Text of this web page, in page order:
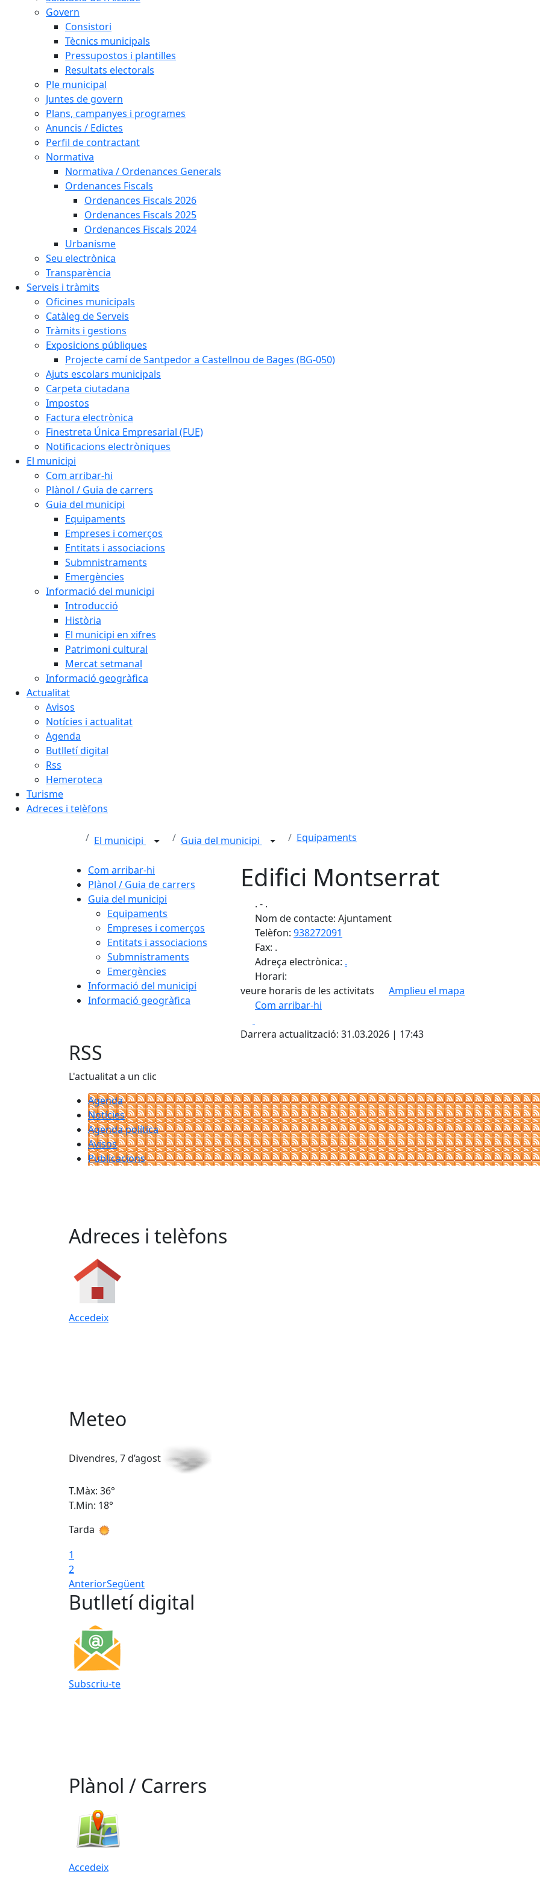
Govern
Consistori
Tècnics municipals
Pressupostos i plantilles
Resultats electorals
Ple municipal
Juntes de govern
Plans, campanyes i programes
Anuncis / Edictes
Perfil de contractant
Normativa
Normativa / Ordenances Generals
Ordenances Fiscals
Ordenances Fiscals 2026
Ordenances Fiscals 2025
Ordenances Fiscals 2024
Urbanisme
Seu electrònica
Transparència
Serveis i tràmits
Oficines municipals
Catàleg de Serveis
Tràmits i gestions
Exposicions públiques
Projecte camí de Santpedor a Castellnou de Bages (BG-050)
Ajuts escolars municipals
Carpeta ciutadana
Impostos
Factura electrònica
Finestreta Única Empresarial (FUE)
Notificacions electròniques
El municipi
Com arribar-hi
Plànol / Guia de carrers
Guia del municipi
Equipaments
Empreses i comerços
Entitats i associacions
Submnistraments
Emergències
Informació del municipi
Introducció
Història
El municipi en xifres
Patrimoni cultural
Mercat setmanal
Informació geogràfica
Actualitat
Avisos
Notícies i actualitat
Agenda
Butlletí digital
Rss
Hemeroteca
Turisme
Adreces i telèfons
El municipi Guia del municipi Equipaments
Com arribar-hi
Plànol / Guia de carrers
Guia del municipi
Equipaments
Empreses i comerços
Entitats i associacions
Submnistraments
Emergències
Informació del municipi
Informació geogràfica
Edifici Montserrat
. - .
Nom de contacte: Ajuntament
Telèfon: 938272091
Fax: .
Adreça electrònica: .
Horari:
veure horaris de les activitats
Amplieu el mapa
Com arribar-hi
+
Darrera actualització: 31.03.2026 | 17:43
RSS
L'actualitat a un clic
Agenda
Notícies
Agenda política
Avisos
Publicacions
Adreces i telèfons
Accedeix
Meteo
Divendres, 7 d’agost
T.Màx: 36°
T.Min: 18°
Tarda
1
2
AnteriorSegüent
Butlletí digital
Subscriu-te
Plànol / Carrers
Accedeix